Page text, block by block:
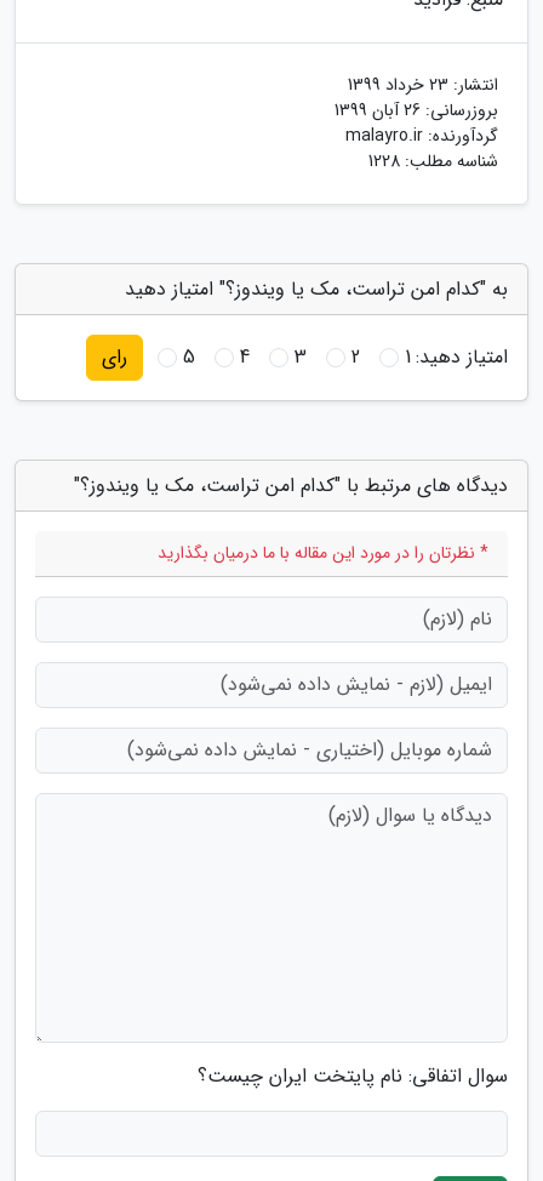
انتشار: 23 خرداد 1399
بروزرسانی: 26 آبان 1399
گردآورنده: malayro.ir
شناسه مطلب: 1228
به "کدام امن تراست، مک یا ویندوز؟" امتیاز دهید
امتیاز دهید:1
2
3
4
5 رای
دیدگاه های مرتبط با "کدام امن تراست، مک یا ویندوز؟"
* نظرتان را در مورد این مقاله با ما درمیان بگذارید
سوال اتفاقی: نام پایتخت ایران چیست؟